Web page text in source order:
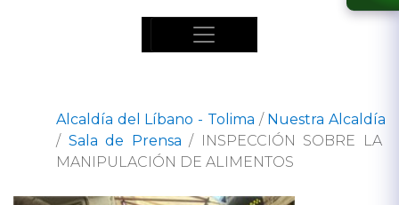
Alcaldía del Líbano - Tolima / Nuestra Alcaldía
/ Sala de Prensa / INSPECCIÓN SOBRE LA
MANIPULACIÓN DE ALIMENTOS